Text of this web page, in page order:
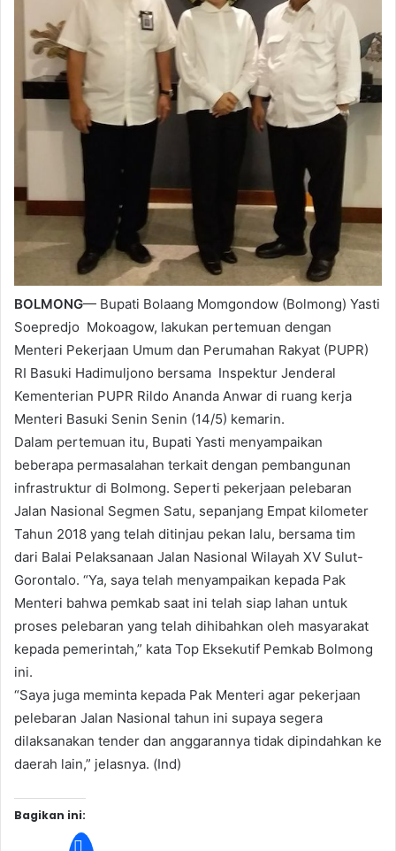
BOLMONG— Bupati Bolaang Momgondow (Bolmong) Yasti
Soepredjo Mokoagow, lakukan pertemuan dengan
Menteri Pekerjaan Umum dan Perumahan Rakyat (PUPR)
RI Basuki Hadimuljono bersama Inspektur Jenderal
Kementerian PUPR Rildo Ananda Anwar di ruang kerja
Menteri Basuki Senin Senin (14/5) kemarin.
Dalam pertemuan itu, Bupati Yasti menyampaikan
beberapa permasalahan terkait dengan pembangunan
infrastruktur di Bolmong. Seperti pekerjaan pelebaran
Jalan Nasional Segmen Satu, sepanjang Empat kilometer
Tahun 2018 yang telah ditinjau pekan lalu, bersama tim
dari Balai Pelaksanaan Jalan Nasional Wilayah XV Sulut-
Gorontalo. “Ya, saya telah menyampaikan kepada Pak
Menteri bahwa pemkab saat ini telah siap lahan untuk
proses pelebaran yang telah dihibahkan oleh masyarakat
kepada pemerintah,” kata Top Eksekutif Pemkab Bolmong
ini.
“Saya juga meminta kepada Pak Menteri agar pekerjaan
pelebaran Jalan Nasional tahun ini supaya segera
dilaksanakan tender dan anggarannya tidak dipindahkan ke
daerah lain,” jelasnya. (Ind)
Bagikan ini: